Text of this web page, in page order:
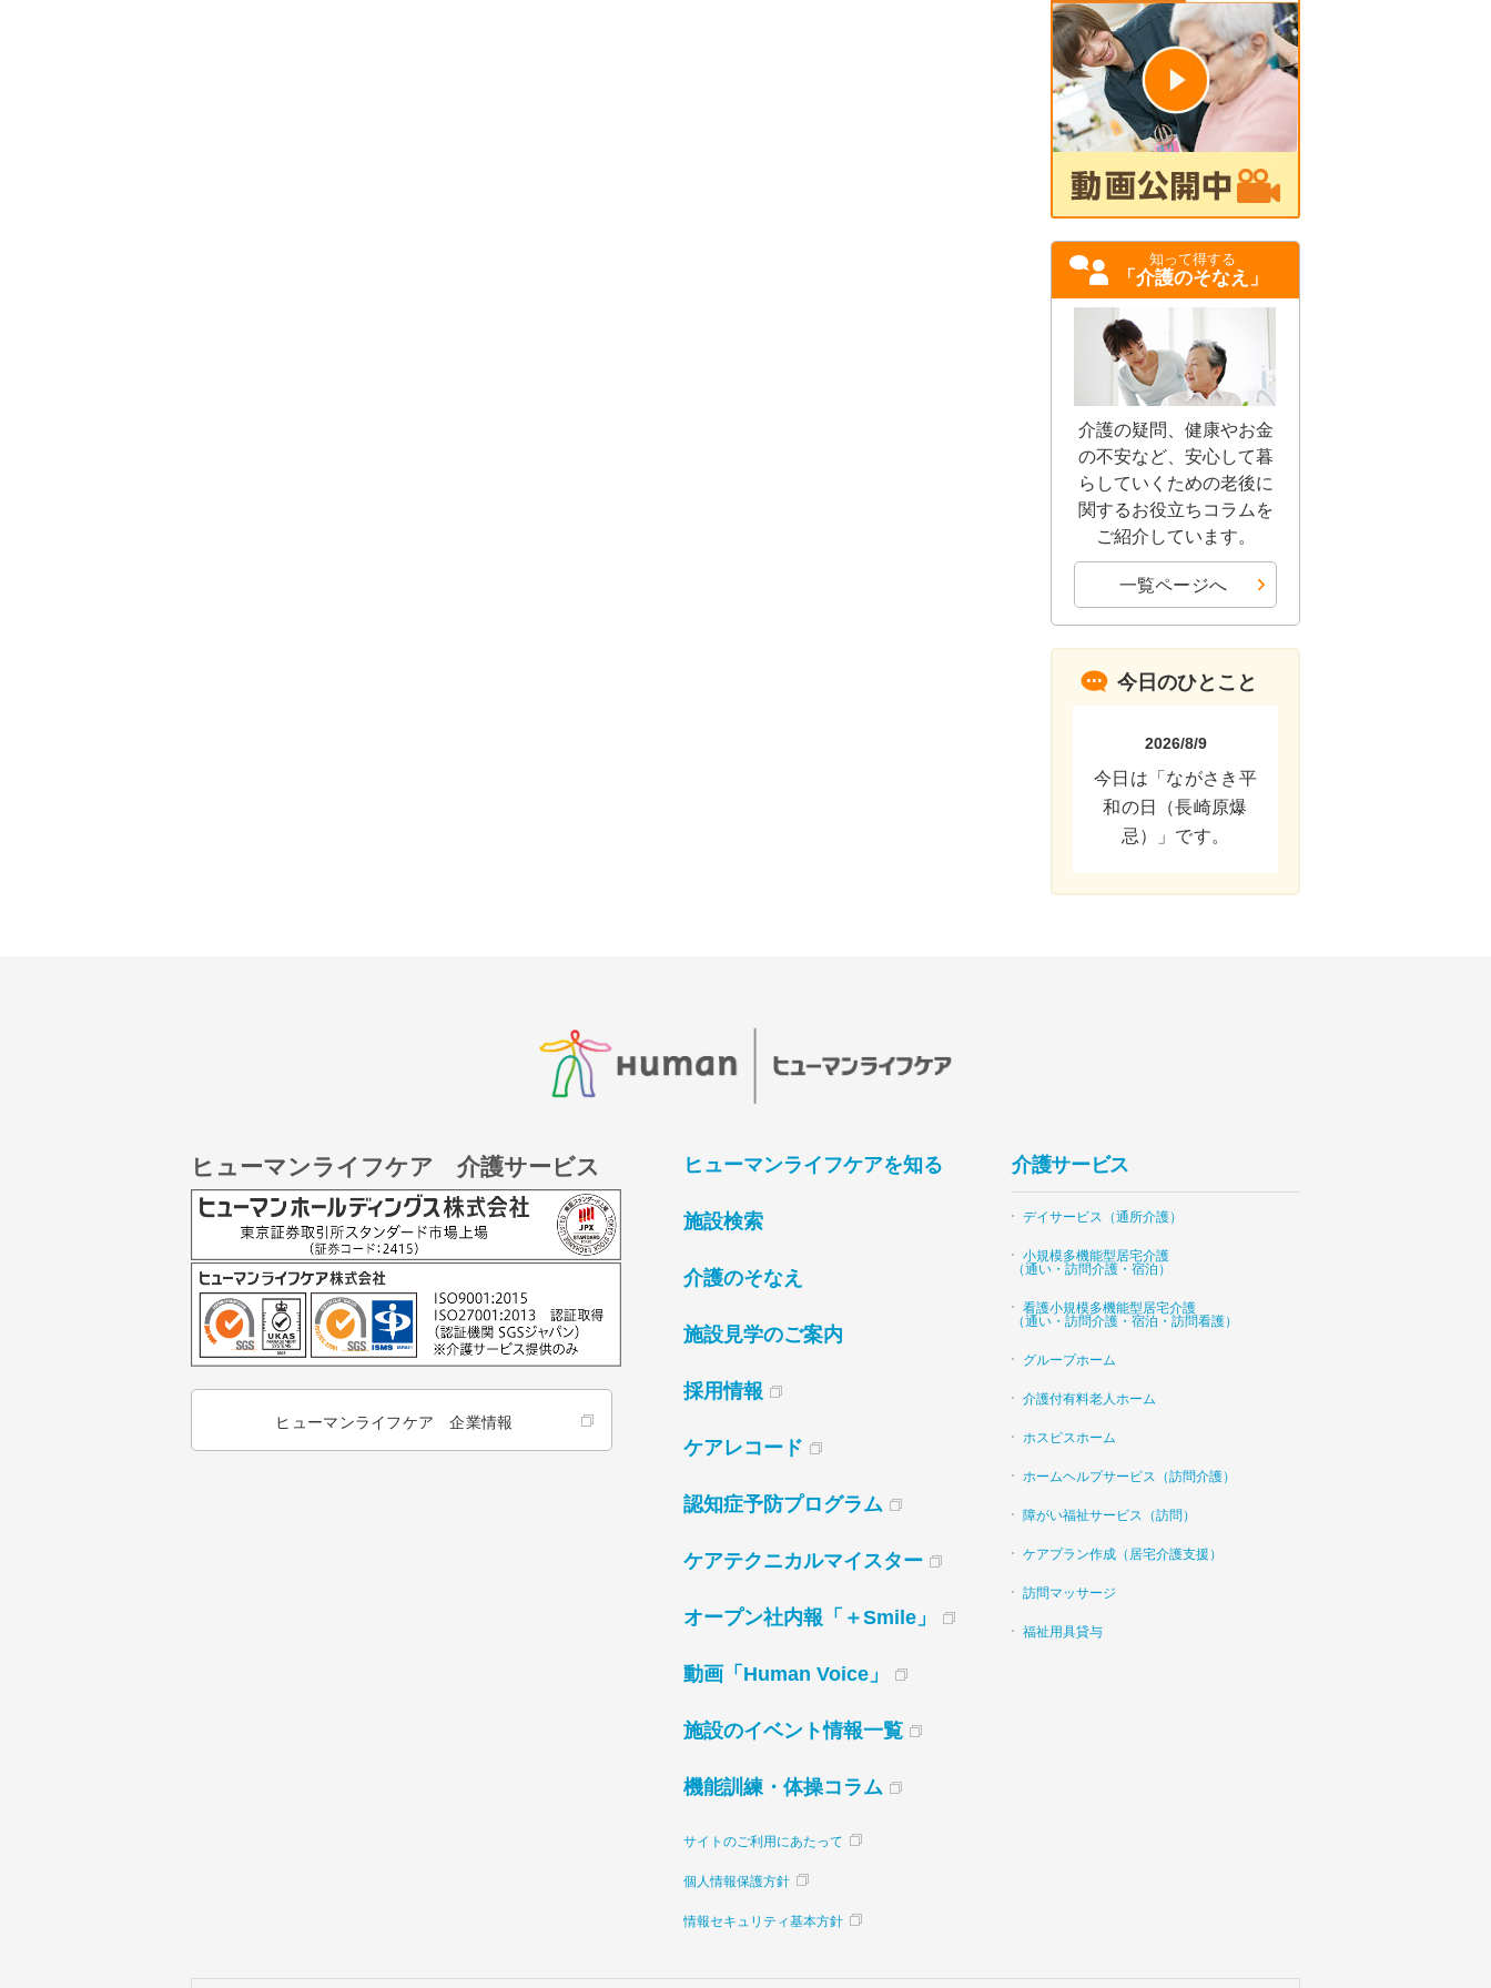
知って得する
「介護のそなえ」
介護の疑問、健康やお金
の不安など、安心して暮
らしていくための老後に
関するお役立ちコラムを
ご紹介しています。
一覧ページへ
今日のひとこと
2026/8/9
今日は「ながさき平
和の日（長崎原爆
忌）」です。
ヒューマンライフケア 介護サービス
ヒューマンライフケア 企業情報
ヒューマンライフケアを知る
施設検索
介護のそなえ
施設見学のご案内
採用情報
ケアレコード
認知症予防プログラム
ケアテクニカルマイスター
オープン社内報「＋Smile」
動画「Human Voice」
施設のイベント情報一覧
機能訓練・体操コラム
サイトのご利用にあたって
個人情報保護方針
情報セキュリティ基本方針
介護サービス
デイサービス（通所介護）
小規模多機能型居宅介護
（通い・訪問介護・宿泊）
看護小規模多機能型居宅介護
（通い・訪問介護・宿泊・訪問看護）
グループホーム
介護付有料老人ホーム
ホスピスホーム
ホームヘルプサービス（訪問介護）
障がい福祉サービス（訪問）
ケアプラン作成（居宅介護支援）
訪問マッサージ
福祉用具貸与